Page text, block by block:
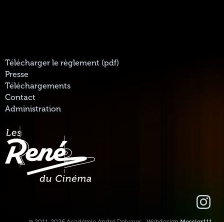
Télécharger le règlement (pdf)
Presse
Téléchargements
Contact
Administration